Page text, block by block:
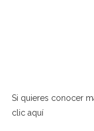
Si quieres conocer
clic aquí